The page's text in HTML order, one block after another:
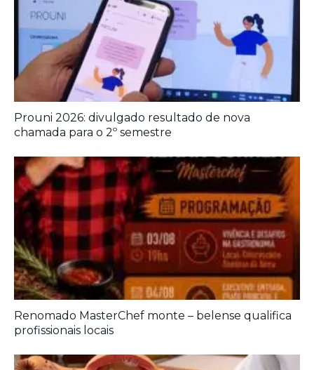
Prouni 2026: divulgado resultado de nova
chamada para o 2º semestre
Renomado MasterChef monte – belense qualifica
profissionais locais